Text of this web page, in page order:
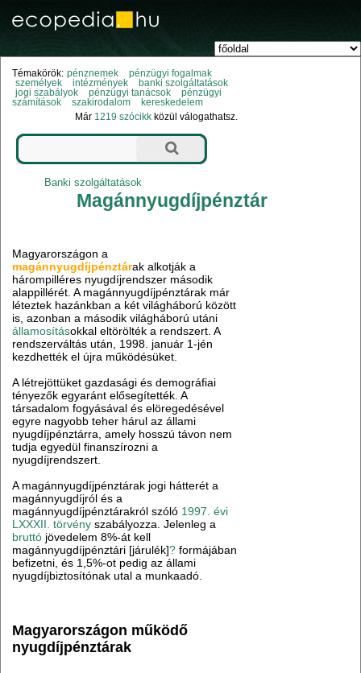
Témakörök: pénznemek
pénzügyi fogalmak
személyek
intézmények
banki szolgáltatások
jogi szabályok
pénzügyi tanácsok
pénzügyi
számítások
szakirodalom
kereskedelem
Már 1219 szócikk közül válogathatsz.
Banki szolgáltatások
Magánnyugdíjpénztár
Magyarországon a
magánnyugdíjpénztárak alkotják a
hárompilléres nyugdíjrendszer második
alappillérét. A magánnyugdíjpénztárak már
léteztek hazánkban a két világháború között
is, azonban a második világháború utáni
államosításokkal eltörölték a rendszert. A
rendszerváltás után, 1998. január 1-jén
kezdhették el újra működésüket.
A létrejöttüket gazdasági és demográfiai
tényezők egyaránt elősegítették. A
társadalom fogyásával és elöregedésével
egyre nagyobb teher hárul az állami
nyugdíjpénztárra, amely hosszú távon nem
tudja egyedül finanszírozni a
nyugdíjrendszert.
A magánnyugdíjpénztárak jogi hátterét a
magánnyugdíjról és a
magánnyugdíjpénztárakról szóló 1997. évi
LXXXII. törvény szabályozza. Jelenleg a
bruttó jövedelem 8%-át kell
magánnyugdíjpénztári [járulék]? formájában
befizetni, és 1,5%-ot pedig az állami
nyugdíjbiztosítónak utal a munkaadó.
Magyarországon működő
nyugdíjpénztárak